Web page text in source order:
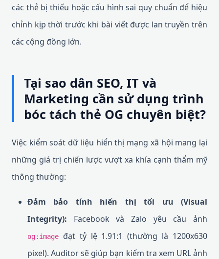
các thẻ bị thiếu hoặc cấu hình sai quy chuẩn để hiệu
chỉnh kịp thời trước khi bài viết được lan truyền trên
các cộng đồng lớn.
Tại sao dân SEO, IT và
Marketing cần sử dụng trình
bóc tách thẻ OG chuyên biệt?
Việc kiểm soát dữ liệu hiển thị mạng xã hội mang lại
những giá trị chiến lược vượt xa khía cạnh thẩm mỹ
thông thường:
Đảm bảo tính hiển thị tối ưu (Visual
Integrity): Facebook và Zalo yêu cầu ảnh
og:image
đạt tỷ lệ 1.91:1 (thường là 1200x630
pixel). Auditor sẽ giúp bạn kiểm tra xem URL ảnh